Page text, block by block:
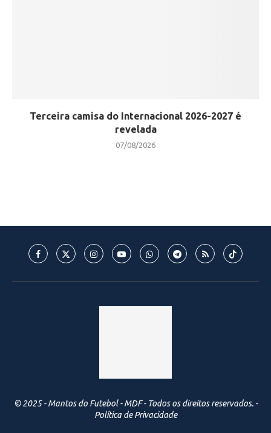
Terceira camisa do Internacional 2026-2027 é
revelada
07/08/2026
© 2025 - Mantos do Futebol - MDF - Todos os direitos reservados. -
Política de Privacidade